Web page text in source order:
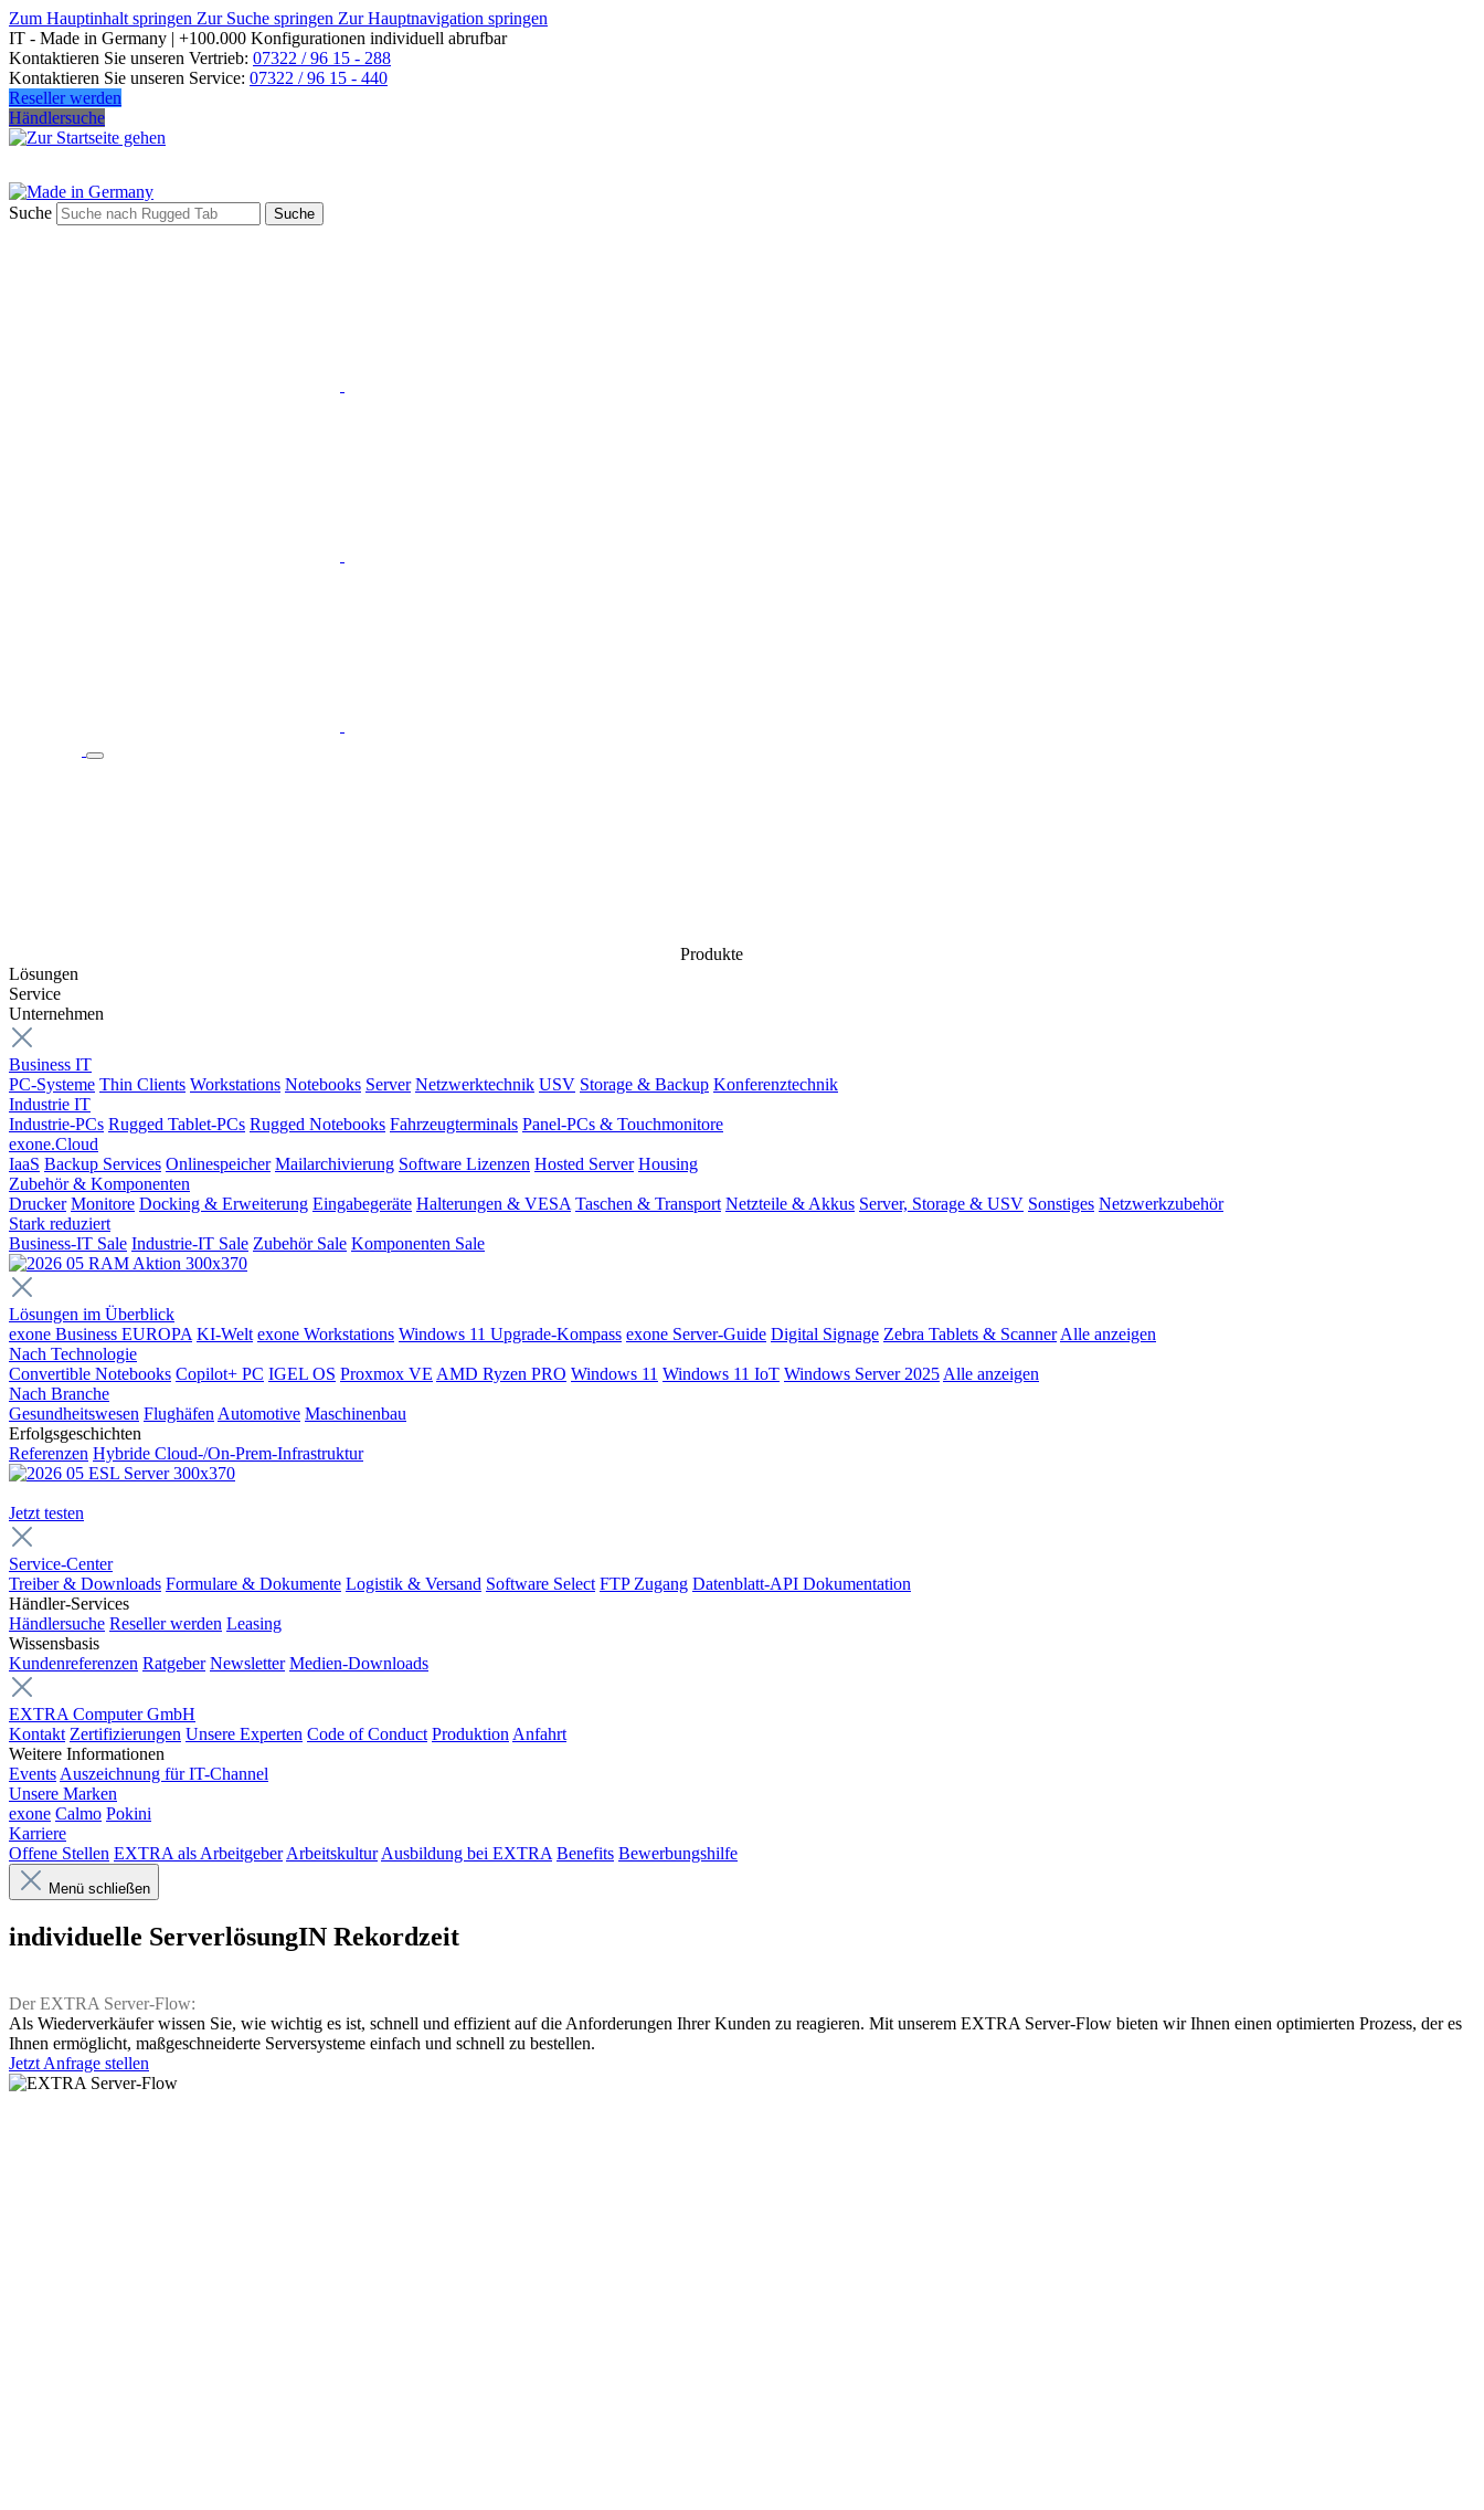
Zum Hauptinhalt springen Zur Suche springen Zur Hauptnavigation springen
IT - Made in Germany | +100.000 Konfigurationen individuell abrufbar
Kontaktieren Sie unseren Vertrieb: 07322 / 96 15 - 288
Kontaktieren Sie unseren Service: 07322 / 96 15 - 440
Reseller werden
Händlersuche
Suche Suche
Produkte
Lösungen
Service
Unternehmen
Business IT
PC-Systeme Thin Clients Workstations Notebooks Server Netzwerktechnik USV Storage & Backup Konferenztechnik
Industrie IT
Industrie-PCs Rugged Tablet-PCs Rugged Notebooks Fahrzeugterminals Panel-PCs & Touchmonitore
exone.Cloud
IaaS Backup Services Onlinespeicher Mailarchivierung Software Lizenzen Hosted Server Housing
Zubehör & Komponenten
Drucker Monitore Docking & Erweiterung Eingabegeräte Halterungen & VESA Taschen & Transport Netzteile & Akkus Server, Storage & USV Sonstiges Netzwerkzubehör
Stark reduziert
Business-IT Sale Industrie-IT Sale Zubehör Sale Komponenten Sale
Lösungen im Überblick
exone Business EUROPA KI-Welt exone Workstations Windows 11 Upgrade-Kompass exone Server-Guide Digital Signage Zebra Tablets & Scanner Alle anzeigen
Nach Technologie
Convertible Notebooks Copilot+ PC IGEL OS Proxmox VE AMD Ryzen PRO Windows 11 Windows 11 IoT Windows Server 2025 Alle anzeigen
Nach Branche
Gesundheitswesen Flughäfen Automotive Maschinenbau
Erfolgsgeschichten
Referenzen Hybride Cloud-/On-Prem-Infrastruktur
Jetzt testen
Service-Center
Treiber & Downloads Formulare & Dokumente Logistik & Versand Software Select FTP Zugang Datenblatt-API Dokumentation
Händler-Services
Händlersuche Reseller werden Leasing
Wissensbasis
Kundenreferenzen Ratgeber Newsletter Medien-Downloads
EXTRA Computer GmbH
Kontakt Zertifizierungen Unsere Experten Code of Conduct Produktion Anfahrt
Weitere Informationen
Events Auszeichnung für IT-Channel
Unsere Marken
exone Calmo Pokini
Karriere
Offene Stellen EXTRA als Arbeitgeber Arbeitskultur Ausbildung bei EXTRA Benefits Bewerbungshilfe
Menü schließen
individuelle ServerlösungIN Rekordzeit
Der EXTRA Server-Flow:
Als Wiederverkäufer wissen Sie, wie wichtig es ist, schnell und effizient auf die Anforderungen Ihrer Kunden zu reagieren. Mit unserem EXTRA Server-Flow bieten wir Ihnen einen optimierten Prozess, der es
Ihnen ermöglicht, maßgeschneiderte Serversysteme einfach und schnell zu bestellen.
Jetzt Anfrage stellen